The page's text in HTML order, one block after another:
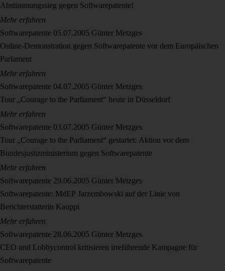
Abstimmungssieg gegen Softwarepatente!
Mehr erfahren
Softwarepatente 05.07.2005 Günter Metzges
Online-Demonstration gegen Softwarepatente vor dem Europäischen
Parlament
Mehr erfahren
Softwarepatente 04.07.2005 Günter Metzges
Tour „Courage to the Parliament“ heute in Düsseldorf
Mehr erfahren
Softwarepatente 03.07.2005 Günter Metzges
Tour „Courage to the Parliament“ gestartet: Aktion vor dem
Bundesjustizministerium gegen Softwarepatente
Mehr erfahren
Softwarepatente 29.06.2005 Günter Metzges
Softwarepatente: MdEP Jarzembowski auf der Linie von
Berichterstatterin Kauppi
Mehr erfahren
Softwarepatente 28.06.2005 Günter Metzges
CEO und Lobbycontrol kritisieren irreführende Kampagne für
Softwarepatente